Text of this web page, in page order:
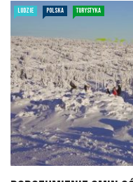
LUDZIE POLSKA TURYSTYKA